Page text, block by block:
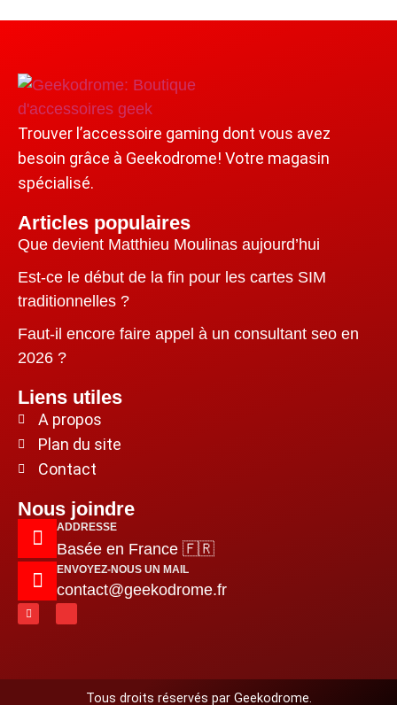
Trouver l’accessoire gaming dont vous avez
besoin grâce à Geekodrome! Votre magasin
spécialisé.
Articles populaires
Que devient Matthieu Moulinas aujourd’hui
Est-ce le début de la fin pour les cartes SIM
traditionnelles ?
Faut-il encore faire appel à un consultant seo en
2026 ?
Liens utiles
A propos
Plan du site
Contact
Nous joindre
ADDRESSE
Basée en France 🇫🇷
ENVOYEZ-NOUS UN MAIL
contact@geekodrome.fr
Tous droits réservés par Geekodrome.